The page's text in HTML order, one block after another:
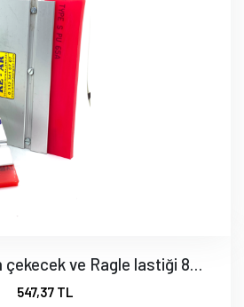
10 cm Alüminyum çekecek ve Ragle lastiği 8mm
547,37 TL